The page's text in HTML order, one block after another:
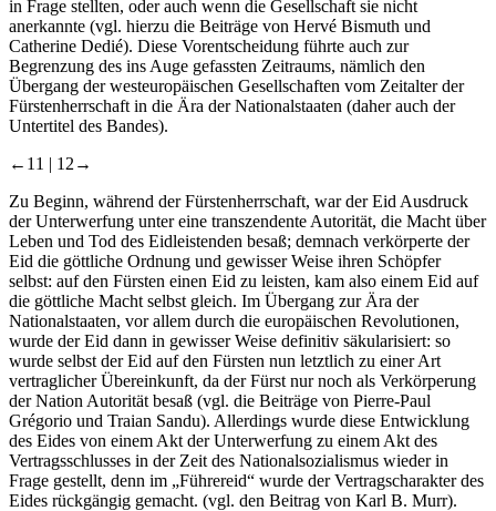
in Frage stellten, oder auch wenn die Gesellschaft sie nicht
anerkannte (vgl. hierzu die Beiträge von Hervé Bismuth und
Catherine Dedié). Diese Vorentscheidung führte auch zur
Begrenzung des ins Auge gefassten Zeitraums, nämlich den
Übergang der westeuropäischen Gesellschaften vom Zeitalter der
Fürstenherrschaft in die Ära der Nationalstaaten (daher auch der
Untertitel des Bandes).
←11 | 12→
Zu Beginn, während der Fürstenherrschaft, war der Eid Ausdruck
der Unterwerfung unter eine transzendente Autorität, die Macht über
Leben und Tod des Eidleistenden besaß; demnach verkörperte der
Eid die göttliche Ordnung und gewisser Weise ihren Schöpfer
selbst: auf den Fürsten einen Eid zu leisten, kam also einem Eid auf
die göttliche Macht selbst gleich. Im Übergang zur Ära der
Nationalstaaten, vor allem durch die europäischen Revolutionen,
wurde der Eid dann in gewisser Weise definitiv säkularisiert: so
wurde selbst der Eid auf den Fürsten nun letztlich zu einer Art
vertraglicher Übereinkunft, da der Fürst nur noch als Verkörperung
der Nation Autorität besaß (vgl. die Beiträge von Pierre-Paul
Grégorio und Traian Sandu). Allerdings wurde diese Entwicklung
des Eides von einem Akt der Unterwerfung zu einem Akt des
Vertragsschlusses in der Zeit des Nationalsozialismus wieder in
Frage gestellt, denn im „Führereid“ wurde der Vertragscharakter des
Eides rückgängig gemacht. (vgl. den Beitrag von Karl B. Murr).